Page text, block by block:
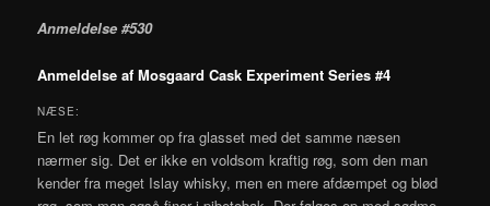
Anmeldelse #530
Anmeldelse af Mosgaard Cask Experiment Series #4
NÆSE:
En let røg kommer op fra glasset med det samme næsen
nærmer sig. Det er ikke en voldsom kraftig røg, som den man
kender fra meget Islay whisky, men en mere afdæmpet og blød